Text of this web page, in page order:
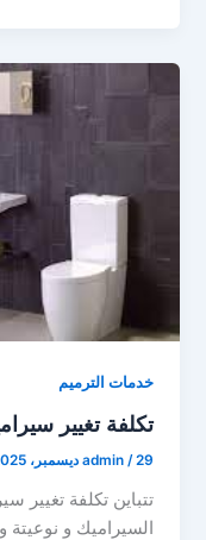
خدمات الترميم
تكلفة تغيير
admin /29 ديسمبر، 2025
تتباين تكلفة
السيراميك و نوعيتة